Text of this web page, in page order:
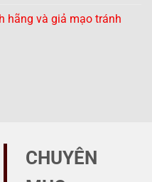
hãng và giả mạo tránh
CHUYÊN